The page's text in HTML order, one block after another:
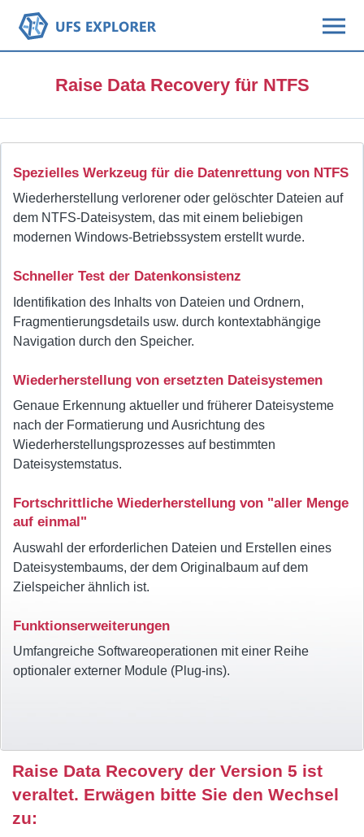
Raise Data Recovery für NTFS
Spezielles Werkzeug für die Datenrettung von NTFS
Wiederherstellung verlorener oder gelöschter Dateien auf
dem NTFS-Dateisystem, das mit einem beliebigen
modernen Windows-Betriebssystem erstellt wurde.
Schneller Test der Datenkonsistenz
Identifikation des Inhalts von Dateien und Ordnern,
Fragmentierungsdetails usw. durch kontextabhängige
Navigation durch den Speicher.
Wiederherstellung von ersetzten Dateisystemen
Genaue Erkennung aktueller und früherer Dateisysteme
nach der Formatierung und Ausrichtung des
Wiederherstellungsprozesses auf bestimmten
Dateisystemstatus.
Fortschrittliche Wiederherstellung von "aller Menge
auf einmal"
Auswahl der erforderlichen Dateien und Erstellen eines
Dateisystembaums, der dem Originalbaum auf dem
Zielspeicher ähnlich ist.
Funktionserweiterungen
Umfangreiche Softwareoperationen mit einer Reihe
optionaler externer Module (Plug-ins).
Raise Data Recovery der Version 5 ist
veraltet. Erwägen bitte Sie den Wechsel
zu: